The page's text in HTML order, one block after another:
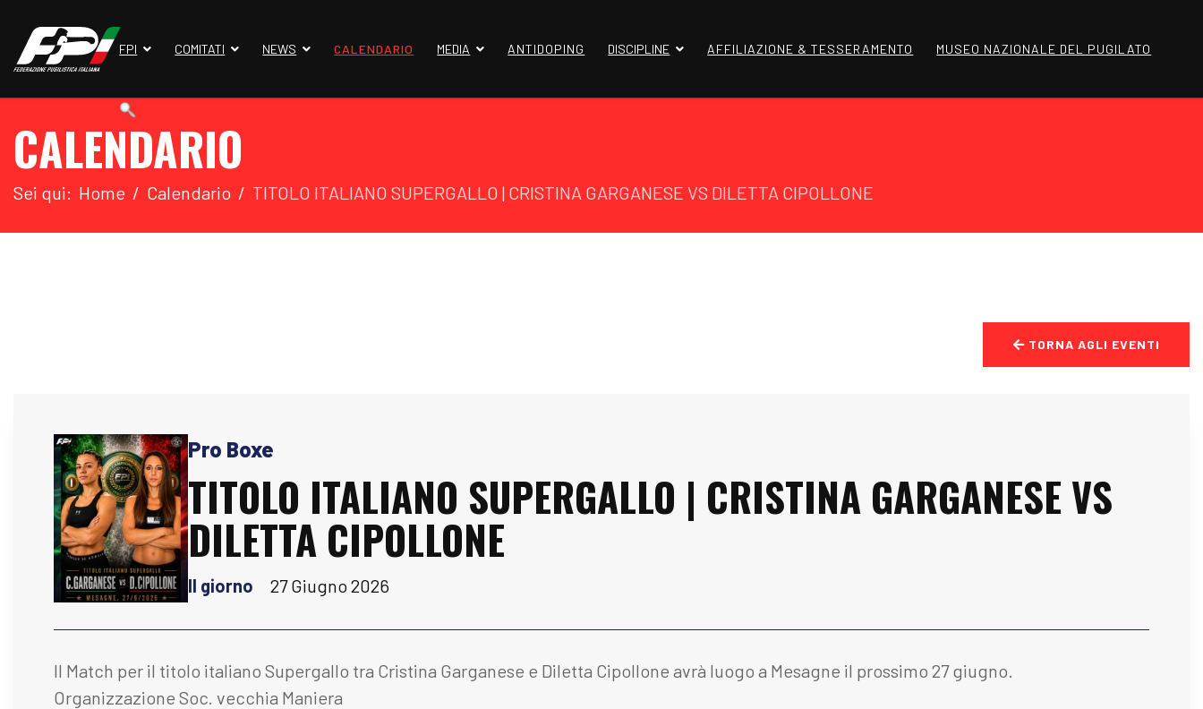
FPI COMITATI NEWS CALENDARIO MEDIA ANTIDOPING DISCIPLINE AFFILIAZIONE & TESSERAMENTO MUSEO NAZIONALE DEL PUGILATO
CALENDARIO
Sei qui: Home Calendario TITOLO ITALIANO SUPERGALLO | CRISTINA GARGANESE VS DILETTA CIPOLLONE
TORNA AGLI EVENTI
Pro Boxe
TITOLO ITALIANO SUPERGALLO | CRISTINA GARGANESE VS
DILETTA CIPOLLONE
Il giorno 27 Giugno 2026
Il Match per il titolo italiano Supergallo tra Cristina Garganese e Diletta Cipollone avrà luogo a Mesagne il prossimo 27 giugno.
Organizzazione Soc. vecchia Maniera